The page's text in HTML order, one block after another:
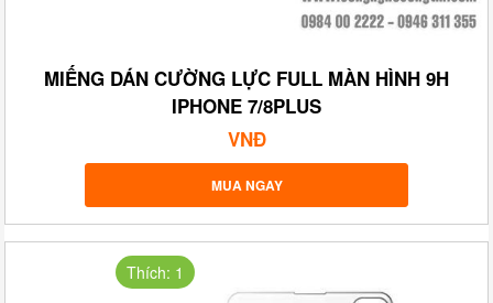
MIẾNG DÁN CƯỜNG LỰC FULL MÀN HÌNH 9H
IPHONE 7/8PLUS
VNĐ
MUA NGAY
Thích: 1